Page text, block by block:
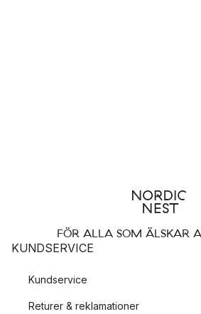
FÖR ALLA SOM ÄLSKAR
KUNDSERVICE
Kundservice
Returer & reklamationer